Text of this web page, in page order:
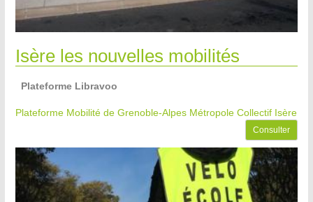
Isère les nouvelles mobilités
Plateforme Libravoo
Plateforme Mobilité de Grenoble-Alpes Métropole Collectif Isère
Consulter